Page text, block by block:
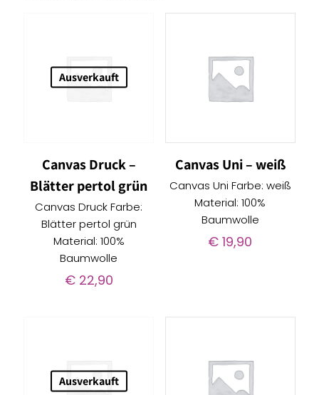
Ausverkauft
Canvas Druck –
Blätter pertol grün
Canvas Druck Farbe:
Blätter pertol grün
Material: 100%
Baumwolle
€22,90
Canvas Uni – weiß
Canvas Uni Farbe: weiß
Material: 100%
Baumwolle
€ 19,90
Ausverkauft